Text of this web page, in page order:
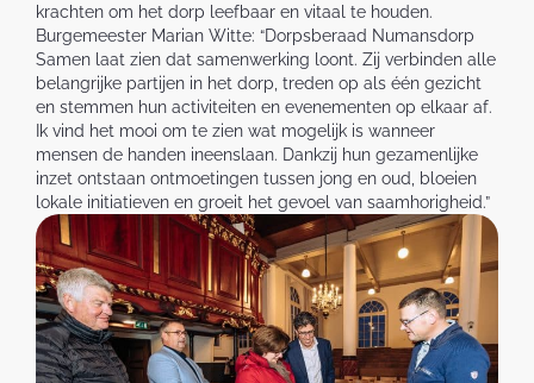
krachten om het dorp leefbaar en vitaal te houden.
Burgemeester Marian Witte: “Dorpsberaad Numansdorp
Samen laat zien dat samenwerking loont. Zij verbinden alle
belangrijke partijen in het dorp, treden op als één gezicht
en stemmen hun activiteiten en evenementen op elkaar af.
Ik vind het mooi om te zien wat mogelijk is wanneer
mensen de handen ineenslaan. Dankzij hun gezamenlijke
inzet ontstaan ontmoetingen tussen jong en oud, bloeien
lokale initiatieven en groeit het gevoel van saamhorigheid.”